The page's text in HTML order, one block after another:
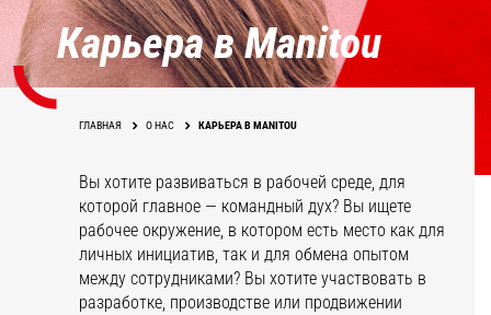
Карьера в Manitou
ГЛАВНАЯ О НАС КАРЬЕРА В MANITOU
Вы хотите развиваться в рабочей среде, для
которой главное — командный дух? Вы ищете
рабочее окружение, в котором есть место как для
личных инициатив, так и для обмена опытом
между сотрудниками? Вы хотите участвовать в
разработке, производстве или продвижении